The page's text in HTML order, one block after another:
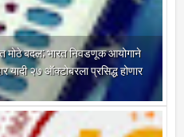
मोठे बदल; भारत निवडणूक आयोगाने
यादी २७ ऑक्टोबरला प्रसिद्ध होणार